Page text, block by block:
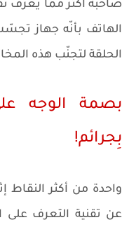
صاحبه أكثر مما يعرف
الهاتف بأنّه جهاز
الحلقة لتجنّب هذه
بصمة الوجه
بِجرائم!
واحدة من أكثر
عن تقنية التعرف